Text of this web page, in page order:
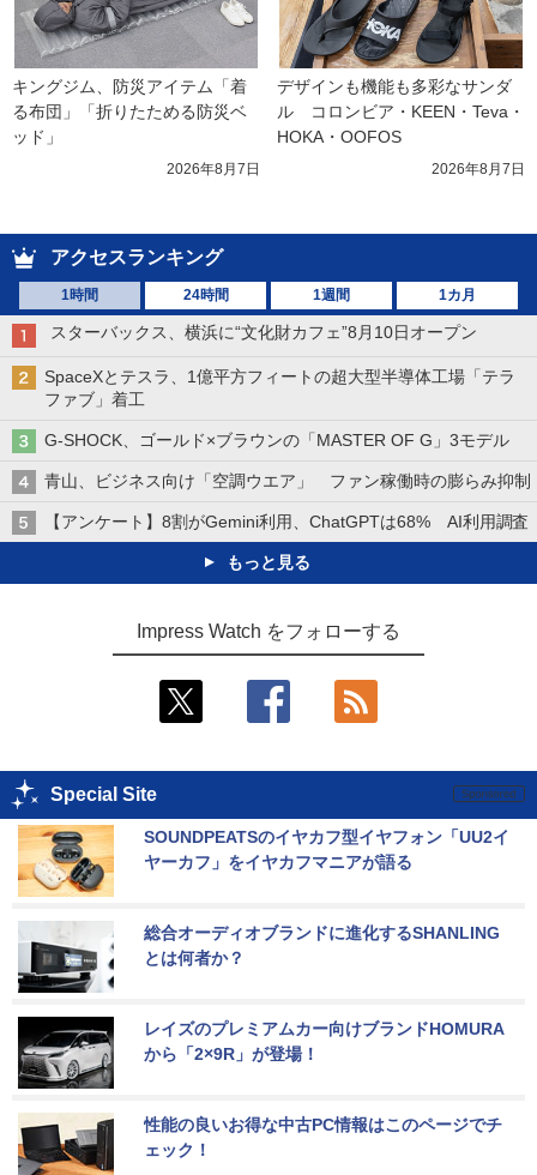
キングジム、防災アイテム「着
る布団」「折りたためる防災ベ
ッド」
2026年8月7日
デザインも機能も多彩なサンダ
ル　コロンビア・KEEN・Teva・
HOKA・OOFOS
2026年8月7日
アクセスランキング
1時間 24時間 1週間 1カ月
スターバックス、横浜に“文化財カフェ”8月10日オープン
SpaceXとテスラ、1億平方フィートの超大型半導体工場「テラ
ファブ」着工
G-SHOCK、ゴールド×ブラウンの「MASTER OF G」3モデル
青山、ビジネス向け「空調ウエア」 ファン稼働時の膨らみ抑制
【アンケート】8割がGemini利用、ChatGPTは68% AI利用調査
もっと見る
Impress Watch をフォローする
Special Site
SOUNDPEATSのイヤカフ型イヤフォン「UU2イ
ヤーカフ」をイヤカフマニアが語る
総合オーディオブランドに進化するSHANLING
とは何者か？
レイズのプレミアムカー向けブランドHOMURA
から「2×9R」が登場！
性能の良いお得な中古PC情報はこのページでチ
ェック！